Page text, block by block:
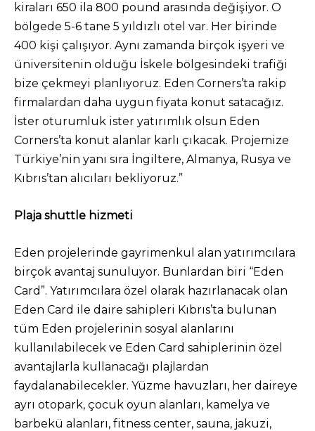
kiraları 650 ila 800 pound arasında değişiyor. O
bölgede 5-6 tane 5 yıldızlı otel var. Her birinde
400 kişi çalışıyor. Aynı zamanda birçok işyeri ve
üniversitenin olduğu İskele bölgesindeki trafiği
bize çekmeyi planlıyoruz. Eden Corners’ta rakip
firmalardan daha uygun fiyata konut satacağız.
İster oturumluk ister yatırımlık olsun Eden
Corners’ta konut alanlar karlı çıkacak. Projemize
Türkiye’nin yanı sıra İngiltere, Almanya, Rusya ve
Kıbrıs’tan alıcıları bekliyoruz.”
Plaja shuttle hizmeti
Eden projelerinde gayrimenkul alan yatırımcılara
birçok avantaj sunuluyor. Bunlardan biri “Eden
Card”. Yatırımcılara özel olarak hazırlanacak olan
Eden Card ile daire sahipleri Kıbrıs’ta bulunan
tüm Eden projelerinin sosyal alanlarını
kullanılabilecek ve Eden Card sahiplerinin özel
avantajlarla kullanacağı plajlardan
faydalanabilecekler. Yüzme havuzları, her daireye
ayrı otopark, çocuk oyun alanları, kamelya ve
barbekü alanları, fitness center, sauna, jakuzi,